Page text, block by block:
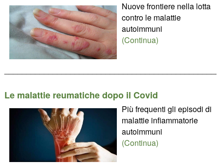
Nuove frontiere nella lotta
contro le malattie
autoimmuni
(Continua)
Le malattie reumatiche dopo il Covid
Più frequenti gli episodi di
malattie infiammatorie
autoimmuni
(Continua)